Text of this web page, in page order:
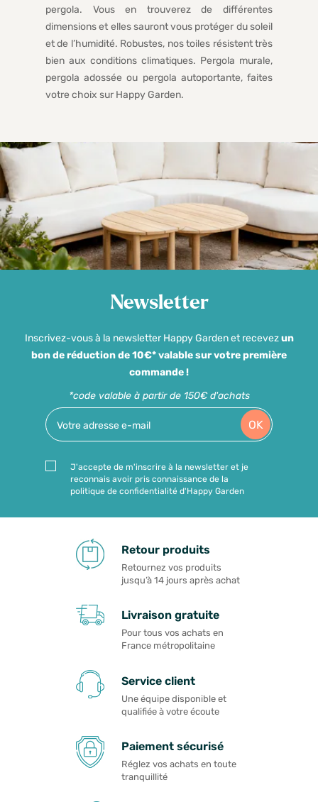
pergola. Vous en trouverez de différentes
dimensions et elles sauront vous protéger du soleil
et de l’humidité. Robustes, nos toiles résistent très
bien aux conditions climatiques. Pergola murale,
pergola adossée ou pergola autoportante, faites
votre choix sur Happy Garden.
Newsletter
Inscrivez-vous à la newsletter Happy Garden et recevezun
bon de réduction de 10€* valable sur votre première
commande !
*code valable à partir de 150€ d'achats
OK
J'accepte de m'inscrire à la newsletter et je
reconnais avoir pris connaissance de la
politique de confidentialité d'Happy Garden
Retour produits
Retournez vos produits
jusqu’à 14 jours après achat
Livraison gratuite
Pour tous vos achats en
France métropolitaine
Service client
Une équipe disponible et
qualifiée à votre écoute
Paiement sécurisé
Réglez vos achats en toute
tranquillité